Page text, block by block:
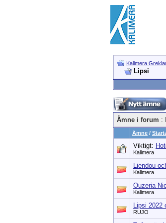
Kalimera
Lipsi
Ämne i forum :
Ämne /
Viktigt:
Kalimera
Liendou
Kalimera
Ouzeria
Kalimera
Lipsi 2022
RUJO